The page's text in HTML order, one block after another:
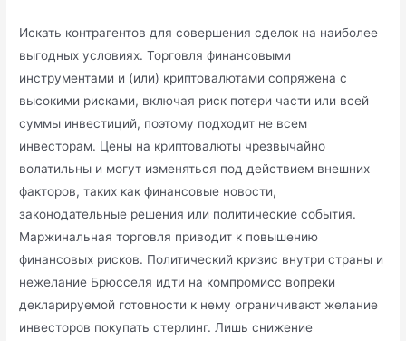
Искать контрагентов для совершения сделок на наиболее
выгодных условиях. Торговля финансовыми
инструментами и (или) криптовалютами сопряжена с
высокими рисками, включая риск потери части или всей
суммы инвестиций, поэтому подходит не всем
инвесторам. Цены на криптовалюты чрезвычайно
волатильны и могут изменяться под действием внешних
факторов, таких как финансовые новости,
законодательные решения или политические события.
Маржинальная торговля приводит к повышению
финансовых рисков. Политический кризис внутри страны и
нежелание Брюсселя идти на компромисс вопреки
декларируемой готовности к нему ограничивают желание
инвесторов покупать стерлинг. Лишь снижение